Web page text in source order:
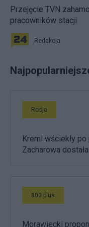
Przejęcie TVN
pracowników stacji
Redakcja
Rosja
Kreml wściekły
Zacharowa
800 plus
Morawiecki